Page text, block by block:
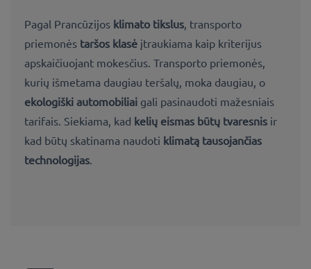
Pagal Prancūzijos klimato tikslus , transporto
priemonės taršos klasė įtraukiama kaip kriterijus
apskaičiuojant mokesčius. Transporto priemonės,
kurių išmetama daugiau teršalų, moka daugiau, o
ekologiški automobiliai gali pasinaudoti mažesniais
tarifais. Siekiama, kad kelių eismas būtų tvaresnis ir
kad būtų skatinama naudoti klimatą tausojančias
technologijas